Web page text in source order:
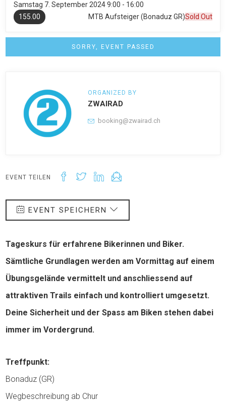
Samstag 7. September 2024 9:00 - 16:00
MTB Aufsteiger (Bonaduz GR)Sold Out
155.00
SORRY, EVENT PASSED
ORGANIZED BY
ZWAIRAD
booking@zwairad.ch
EVENT TEILEN
EVENT SPEICHERN
Tageskurs für erfahrene Bikerinnen und Biker.
Sämtliche Grundlagen werden am Vormittag auf einem
Übungsgelände vermittelt und anschliessend auf
attraktiven Trails einfach und kontrolliert umgesetzt.
Deine Sicherheit und der Spass am Biken stehen dabei
immer im Vordergrund.
Treffpunkt:
Bonaduz (GR)
Wegbeschreibung ab Chur